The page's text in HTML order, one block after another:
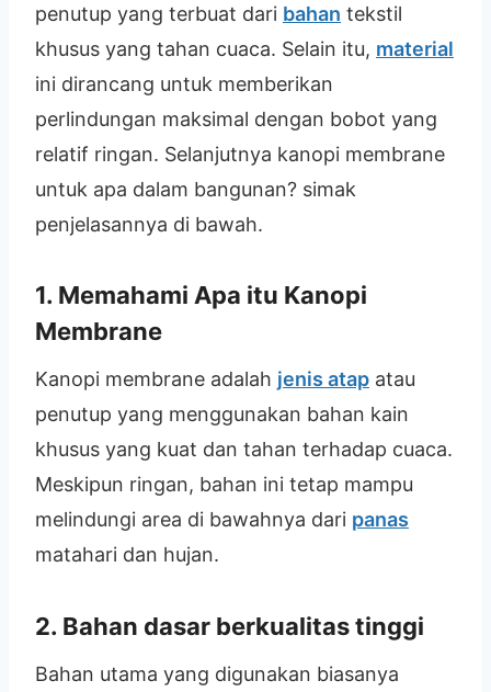
penutup yang terbuat dari bahan tekstil
khusus yang tahan cuaca. Selain itu, material
ini dirancang untuk memberikan
perlindungan maksimal dengan bobot yang
relatif ringan. Selanjutnya kanopi membrane
untuk apa dalam bangunan? simak
penjelasannya di bawah.
1. Memahami Apa itu Kanopi
Membrane
Kanopi membrane adalah jenis atap atau
penutup yang menggunakan bahan kain
khusus yang kuat dan tahan terhadap cuaca.
Meskipun ringan, bahan ini tetap mampu
melindungi area di bawahnya dari panas
matahari dan hujan.
2. Bahan dasar berkualitas tinggi
Bahan utama yang digunakan biasanya